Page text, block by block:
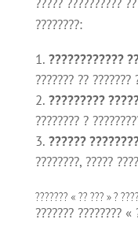
????????:
????????????
??????? ?? ???????
?????????
???????? ?
??????
????????, ?????
??????? « ?? ??? » ?
??????? ????????